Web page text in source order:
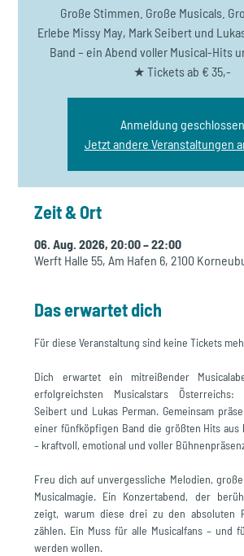
Große Stimmen. Große Musicals.
Erlebe Missy May, Mark Seibert und
Band – ein Abend voller Musical-Hits
★ Tickets ab € 35,-
Anmeldung geschlossen
Jetzt andere Veranstaltungen
Zeit & Ort
06. Aug. 2026, 20:00 – 22:00
Werft Halle 55, Am Hafen 6, 2100
Das erwartet dich
Für diese Veranstaltung sind keine Tickets
Dich erwartet ein mitreißender
erfolgreichsten Musicalstars
Seibert und Lukas Perman. Gemeinsam
einer fünfköpfigen Band die größten Hits aus
– kraftvoll, emotional und voller
Freu dich auf unvergessliche Melodien,
Musicalmagie. Ein Konzertabend, der
zeigt, warum diese drei zu den absoluten
zählen. Ein Muss für alle Musicalfans – und
werden wollen.